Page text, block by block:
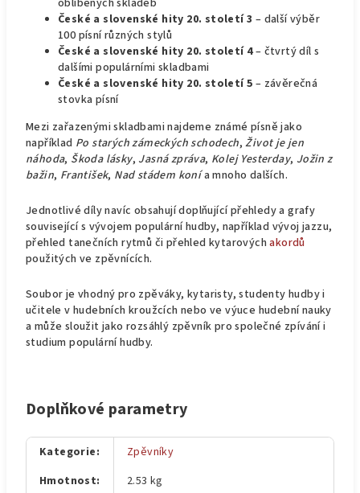
oblíbených skladeb
České a slovenské hity 20. století 3 – další výběr
100 písní různých stylů
České a slovenské hity 20. století 4– čtvrtý díl s
dalšími populárními skladbami
České a slovenské hity 20. století 5 – závěrečná
stovka písní
Mezi zařazenými skladbami najdeme známé písně jako
například Po starých zámeckých schodech,Život je jen
náhoda, Škoda lásky, Jasná zpráva, Kolej Yesterday, Jožin z
bažin, František, Nad stádem konía mnoho dalších.
Jednotlivé díly navíc obsahují doplňující přehledy a grafy
související s vývojem populární hudby, například vývoj jazzu,
přehled tanečních rytmů či přehled kytarovýchakordů
použitých ve zpěvnících.
Soubor je vhodný pro zpěváky, kytaristy, studenty hudby i
učitele v hudebních kroužcích nebo ve výuce hudební nauky
a může sloužit jako rozsáhlý zpěvník pro společné zpívání i
studium populární hudby.
Doplňkové parametry
Kategorie:
Zpěvníky
Hmotnost: 2.53 kg